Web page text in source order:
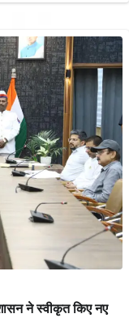
ने स्वीकृत किए नए